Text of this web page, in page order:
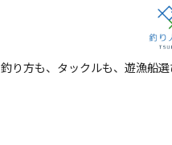
釣り方も、タックルも、遊漁船